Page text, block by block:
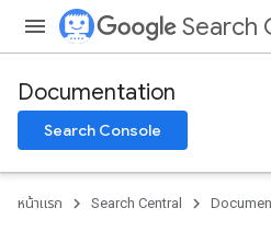
Search
Documentation
Search Console
หน้าแรก Search Central